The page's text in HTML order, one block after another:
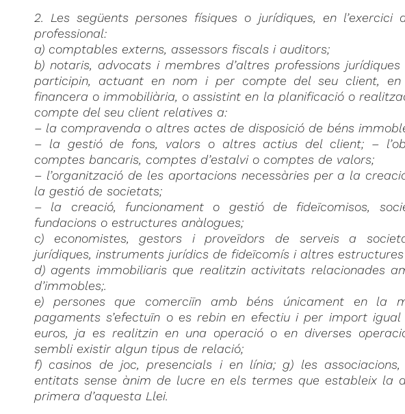
2. Les següents persones físiques o jurídiques, en
professional:
a) comptables externs, assessors fiscals i auditors;
b) notaris, advocats i membres d’altres professions jurídiques
participin, actuant en nom i per compte del seu client, en
financera o immobiliària, o assistint en la planificació o
compte del seu client relatives a:
– la compravenda o altres actes de disposició de béns
– la gestió de fons, valors o altres actius del client; –
comptes bancaris, comptes d’estalvi o comptes de valors;
– l’organització de les aportacions necessàries per a la
la gestió de societats;
– la creació, funcionament o gestió de fideïcomisos,
fundacions o estructures anàlogues;
c) economistes, gestors i proveïdors de serveis a
jurídiques, instruments jurídics de fideïcomís i altres
d) agents immobiliaris que realitzin activitats relacionades
d’immobles;.
e) persones que comerciïn amb béns únicament en la
pagaments s’efectuïn o es rebin en efectiu i per import igual
euros, ja es realitzin en una operació o en diverses
sembli existir algun tipus de relació;
f) casinos de joc, presencials i en línia; g) les
entitats sense ànim de lucre en els termes que estableix la
primera d’aquesta Llei.